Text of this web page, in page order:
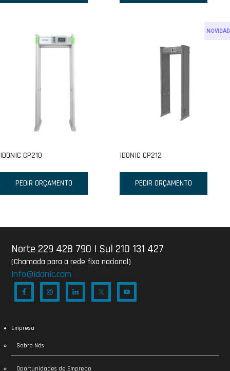
IDONIC CP210
PEDIR ORÇAMENTO
IDONIC CP212
PEDIR ORÇAMENTO
Norte 229 428 790 | Sul 210 131 427
(Chamada para a rede fixa nacional)
info@idonic.com
Empresa
Sobre Nós
Oportunidades de Emprego